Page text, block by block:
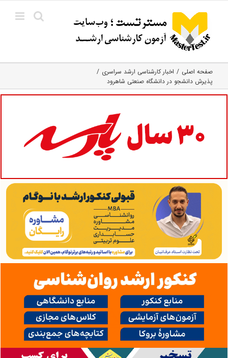
content
صفحه اصلی
اخبار کارشناسی ارشد سراسری
پذیرش دانشجو در دانشگاه صنعتی شاهرود